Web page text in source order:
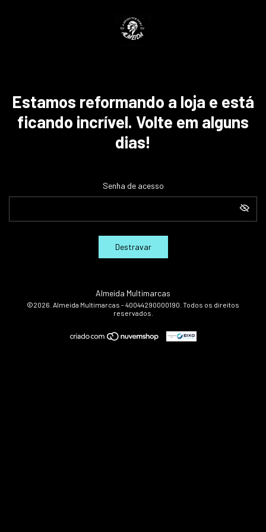
Estamos reformando a loja e está
ficando incrível. Volte em alguns
dias!
Senha de acesso
Destravar
Almeida Multimarcas
©2026. Almeida Multimarcas - 40044290000190. Todos os direitos
reservados.